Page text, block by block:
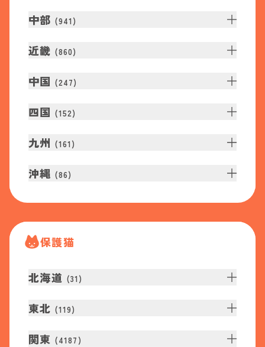
中部 (941 )
近畿 (860)
中国 (247)
四国 (152)
九州 (161 )
沖縄 (86)
保護猫
北海道 (31 )
東北 (119)
関東 (4187 )